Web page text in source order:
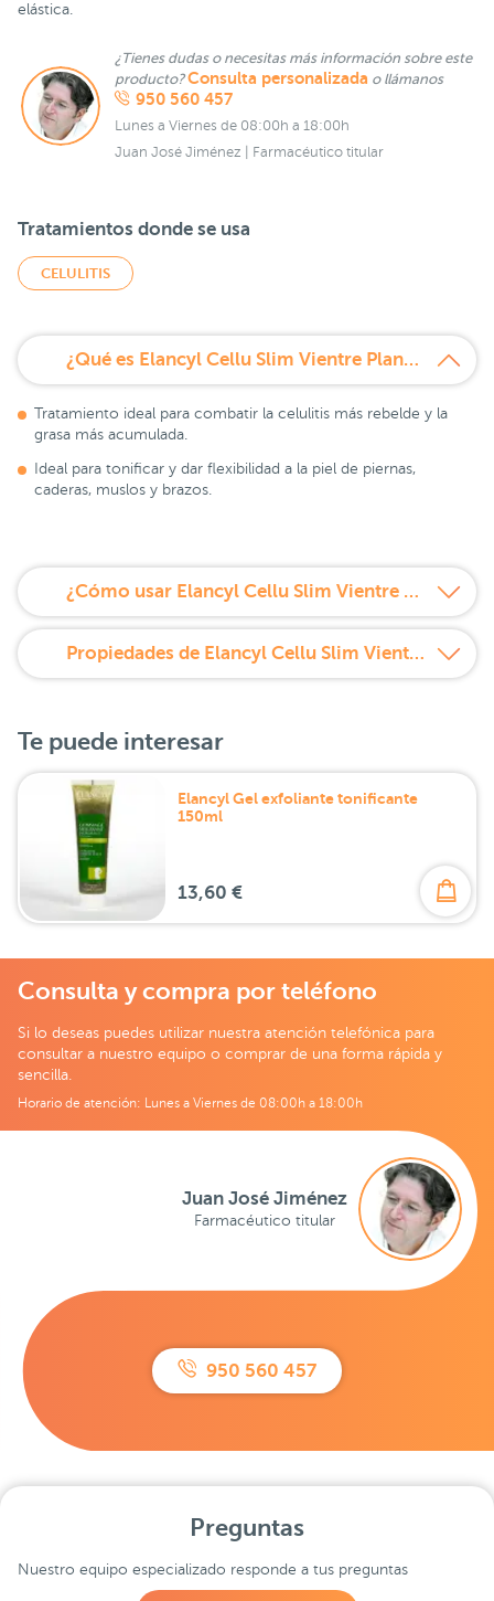
elástica.
¿Tienes dudas o necesitas más información sobre este
producto?Consulta personalizada o llámanos
950 560 457
Lunes a Viernes de 08:00h a 18:00h
Juan José Jiménez | Farmacéutico titular
Tratamientos donde se usa
CELULITIS
¿Qué es Elancyl Cellu Slim Vientre Plano 125 + 125 ml Duplo?
Tratamiento ideal para combatir la celulitis más rebelde y la
grasa más acumulada.
Ideal para tonificar y dar flexibilidad a la piel de piernas,
caderas, muslos y brazos.
¿Cómo usar Elancyl Cellu Slim Vientre Plano 125 + 125 ml Duplo?
Propiedades de Elancyl Cellu Slim Vientre Plano 125 + 125 ml Duplo
Te puede interesar
Elancyl Gel exfoliante tonificante
150ml
13,60 €
Consulta y compra por teléfono
Si lo deseas puedes utilizar nuestra atención telefónica para
consultar a nuestro equipo o comprar de una forma rápida y
sencilla.
Horario de atención: Lunes a Viernes de 08:00h a 18:00h
950 560 457
Juan José Jiménez
Farmacéutico titular
Preguntas
Nuestro equipo especializado responde a tus preguntas